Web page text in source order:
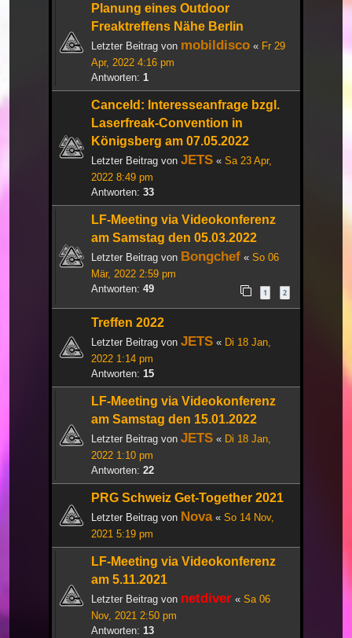
Planung eines Outdoor
Freaktreffens Nähe Berlin
Letzter Beitrag von mobildisco « Fr 29
Apr, 2022 4:16 pm
Antworten: 1
Canceld: Interesseanfrage bzgl.
Laserfreak-Convention in
Königsberg am 07.05.2022
Letzter Beitrag von JETS « Sa 23 Apr,
2022 8:49 pm
Antworten: 33
LF-Meeting via Videokonferenz
am Samstag den 05.03.2022
Letzter Beitrag von Bongchef « So 06
Mär, 2022 2:59 pm
Antworten: 49 1 2
Treffen 2022
Letzter Beitrag von JETS « Di 18 Jan,
2022 1:14 pm
Antworten: 15
LF-Meeting via Videokonferenz
am Samstag den 15.01.2022
Letzter Beitrag von JETS « Di 18 Jan,
2022 1:10 pm
Antworten: 22
PRG Schweiz Get-Together 2021
Letzter Beitrag von Nova« So 14 Nov,
2021 5:19 pm
LF-Meeting via Videokonferenz
am 5.11.2021
Letzter Beitrag von netdiver « Sa 06
Nov, 2021 2:50 pm
Antworten: 13